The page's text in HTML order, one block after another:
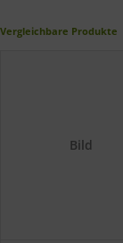
Vergleichbare Produkte
Bild